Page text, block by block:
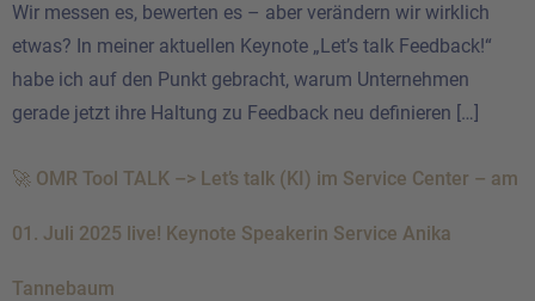
Wir messen es, bewerten es – aber verändern wir wirklich
etwas? In meiner aktuellen Keynote „Let’s talk Feedback!“
habe ich auf den Punkt gebracht, warum Unternehmen
gerade jetzt ihre Haltung zu Feedback neu definieren […]
🚀 OMR Tool TALK –> Let’s talk (KI) im Service Center – am
01. Juli 2025 live! Keynote Speakerin Service Anika
Tannebaum